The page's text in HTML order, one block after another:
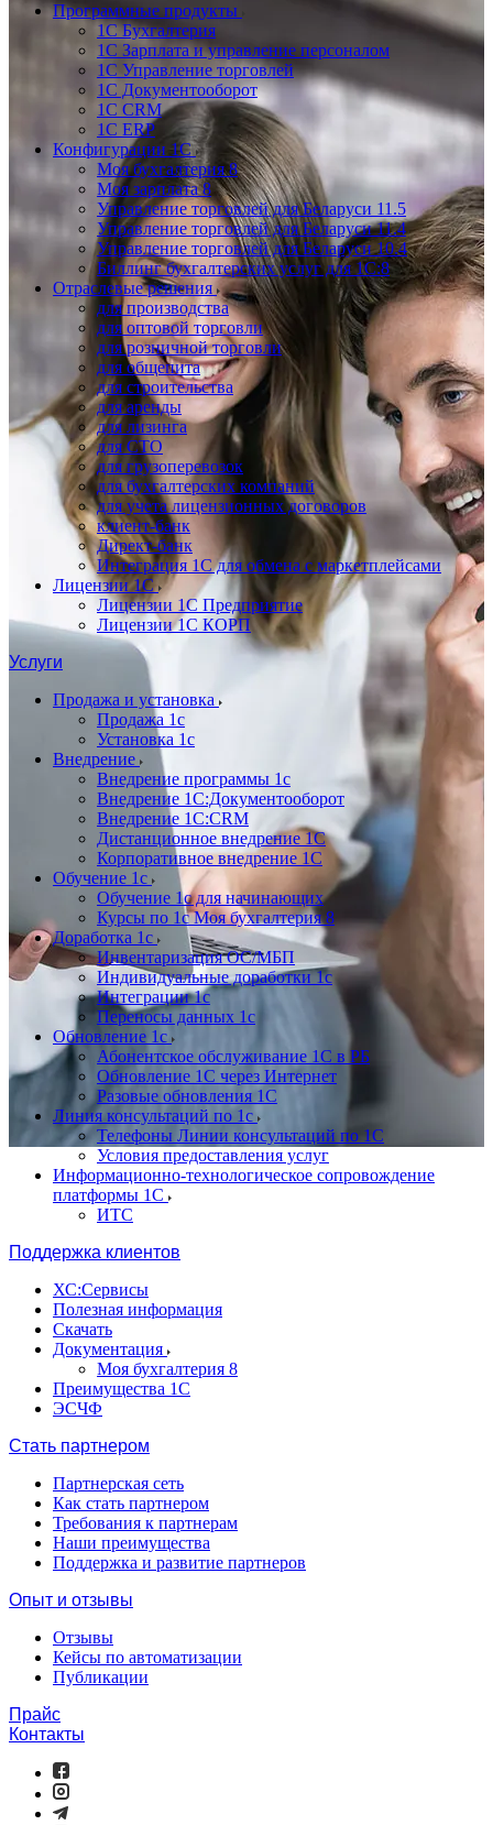
Программные продукты
1С Бухгалтерия
1С Зарплата и управление персоналом
1С Управление торговлей
1С Документооборот
1С CRM
1С ERP
Конфигурации 1С
Моя бухгалтерия 8
Моя зарплата 8
Управление торговлей для Беларуси 11.5
Управление торговлей для Беларуси 11.4
Управление торговлей для Беларуси 10.4
Биллинг бухгалтерских услуг для 1С:8
Отраслевые решения
для производства
для оптовой торговли
для розничной торговли
для общепита
для строительства
для аренды
для лизинга
для СТО
для грузоперевозок
для бухгалтерских компаний
для учета лицензионных договоров
клиент-банк
Директ-банк
Интеграция 1C для обмена с маркетплейсами
Лицензии 1С
Лицензии 1С Предприятие
Лицензии 1С КОРП
Услуги
Продажа и установка
Продажа 1с
Установка 1с
Внедрение
Внедрение программы 1с
Внедрение 1С:Документооборот
Внедрение 1С:CRM
Дистанционное внедрение 1С
Корпоративное внедрение 1С
Обучение 1с
Обучение 1с для начинающих
Курсы по 1с Моя бухгалтерия 8
Доработка 1с
Инвентаризация ОС/МБП
Индивидуальные доработки 1с
Интеграции 1с
Переносы данных 1с
Обновление 1с
Абонентское обслуживание 1С в РБ
Обновление 1С через Интернет
Разовые обновления 1С
Линия консультаций по 1с
Телефоны Линии консультаций по 1С
Условия предоставления услуг
Информационно-технологическое сопровождение
платформы 1С
ИТС
Поддержка клиентов
ХС:Сервисы
Полезная информация
Скачать
Документация
Моя бухгалтерия 8
Преимущества 1С
ЭСЧФ
Стать партнером
Партнерская сеть
Как стать партнером
Требования к партнерам
Наши преимущества
Поддержка и развитие партнеров
Опыт и отзывы
Отзывы
Кейсы по автоматизации
Публикации
Прайс
Контакты